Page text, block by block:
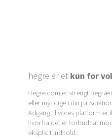
hegre er et kun for
Hegre.com er strengt
eller myndige i din
Adgang til vores platform er
hvorfra det er forbudt at
eksplicit indhold.